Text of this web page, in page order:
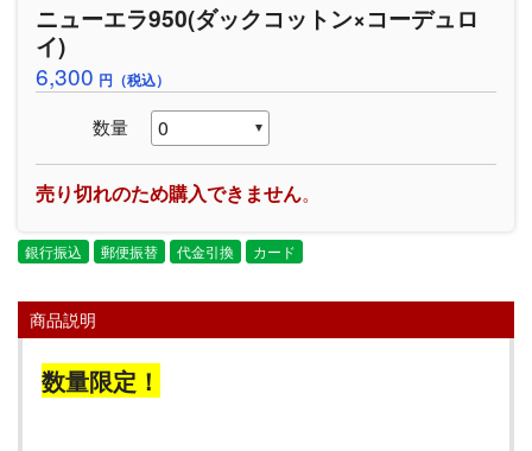
ニューエラ950(ダックコットン×コーデュロ
イ)
6,300 円（税込）
数量
売り切れのため購入できません。
銀行振込 郵便振替 代金引換 カード
商品説明
数量限定！